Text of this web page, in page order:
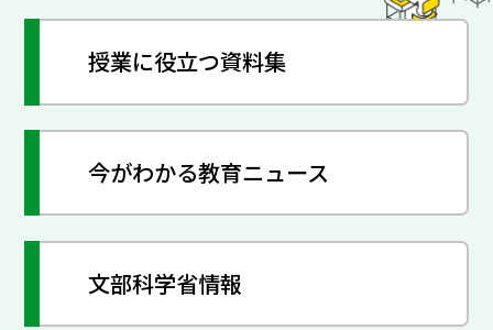
授業に役立つ資料集
今がわかる教育ニュース
文部科学省情報